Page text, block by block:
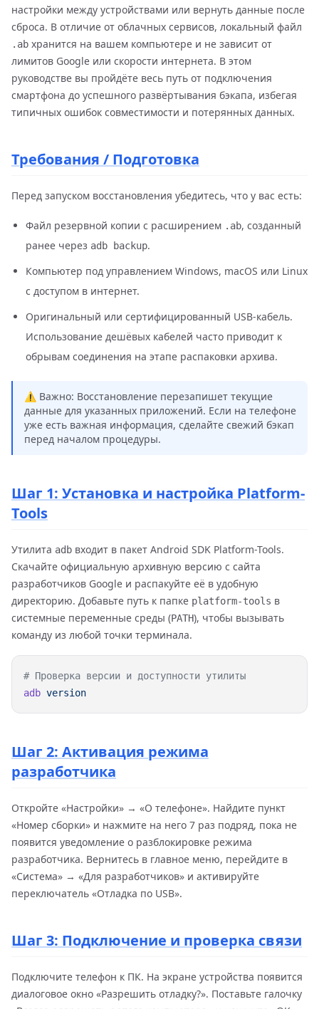
настройки между устройствами или вернуть данные после
сброса. В отличие от облачных сервисов, локальный файл
.ab хранится на вашем компьютере и не зависит от
лимитов Google или скорости интернета. В этом
руководстве вы пройдёте весь путь от подключения
смартфона до успешного развёртывания бэкапа, избегая
типичных ошибок совместимости и потерянных данных.
Требования / Подготовка
Перед запуском восстановления убедитесь, что у вас есть:
Файл резервной копии с расширением .ab, созданный
ранее через adb backup.
Компьютер под управлением Windows, macOS или Linux
с доступом в интернет.
Оригинальный или сертифицированный USB-кабель.
Использование дешёвых кабелей часто приводит к
обрывам соединения на этапе распаковки архива.
⚠️ Важно: Восстановление перезапишет текущие
данные для указанных приложений. Если на телефоне
уже есть важная информация, сделайте свежий бэкап
перед началом процедуры.
Шаг 1: Установка и настройка Platform-
Tools
Утилита adb входит в пакет Android SDK Platform-Tools.
Скачайте официальную архивную версию с сайта
разработчиков Google и распакуйте её в удобную
директорию. Добавьте путь к папке platform-tools в
системные переменные среды (PATH), чтобы вызывать
команду из любой точки терминала.
adb
Шаг 2: Активация режима
разработчика
Откройте «Настройки» → «О телефоне». Найдите пункт
«Номер сборки» и нажмите на него 7 раз подряд, пока не
появится уведомление о разблокировке режима
разработчика. Вернитесь в главное меню, перейдите в
«Система» → «Для разработчиков» и активируйте
переключатель «Отладка по USB».
Шаг 3: Подключение и проверка связи
Подключите телефон к ПК. На экране устройства появится
диалоговое окно «Разрешить отладку?». Поставьте галочку